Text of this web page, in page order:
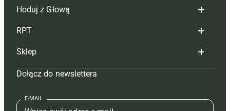
Redakcja
Reklama
Tagi
Mapa serwisu
Kontakt
Hoduj z Głową
Hoduj z głową bydło
Hoduj z głową świnie
Prenumerata
Redakcja
RPT
Redakcja
Prenumerata
Reklama
Sklep
Czasopisma i prenumerata
Książki
Dołącz do newslettera
E-MAIL